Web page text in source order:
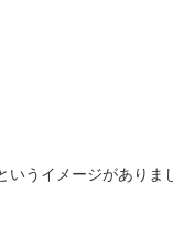
うイメージがありま